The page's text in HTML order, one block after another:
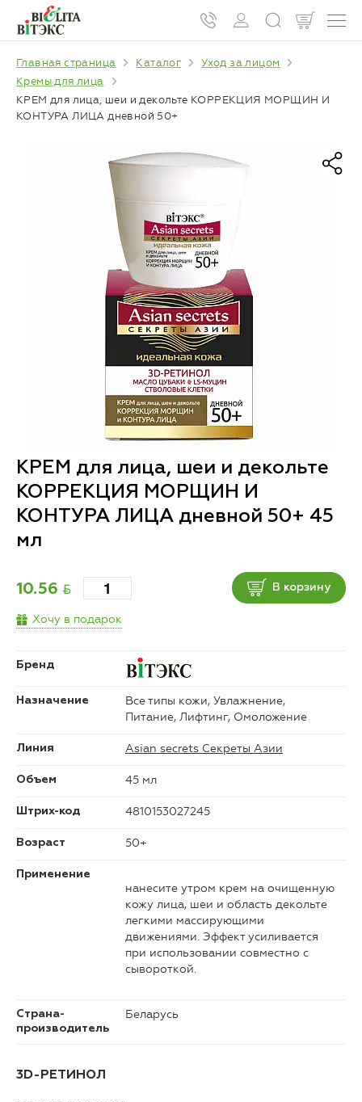
Главная страница Каталог
Уход за лицом
Кремы для лица
КРЕМ для лица, шеи и декольте КОРРЕКЦИЯ МОРЩИН И
КОНТУРА ЛИЦА дневной 50+
КРЕМ для лица, шеи и декольте
КОРРЕКЦИЯ МОРЩИН И
КОНТУРА ЛИЦА дневной 50+ 45
мл
10.56 BYN В корзину
Хочу в подарок
Бренд
Назначение
Все типы кожи, Увлажнение,
Питание, Лифтинг, Омоложение
Линия Asian secrets Секреты Азии
Объем 45 мл
Штрих-код 4810153027245
Возраст 50+
Применение
нанесите утром крем на очищенную
кожу лица, шеи и область декольте
легкими массирующими
движениями. Эффект усиливается
при использовании совместно с
сывороткой.
Страна-
производитель
Беларусь
3D-РЕТИНОЛ